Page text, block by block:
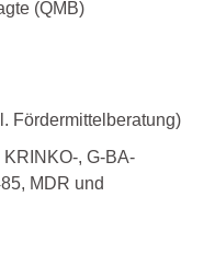
(QMB)
Fördermittelberatung)
, G-BA-
MDR und